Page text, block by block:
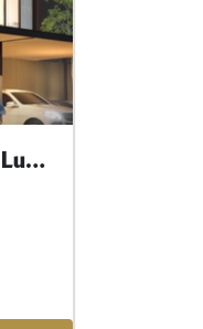
Gresik Rumah Baru 2 Lantai Luas Besar